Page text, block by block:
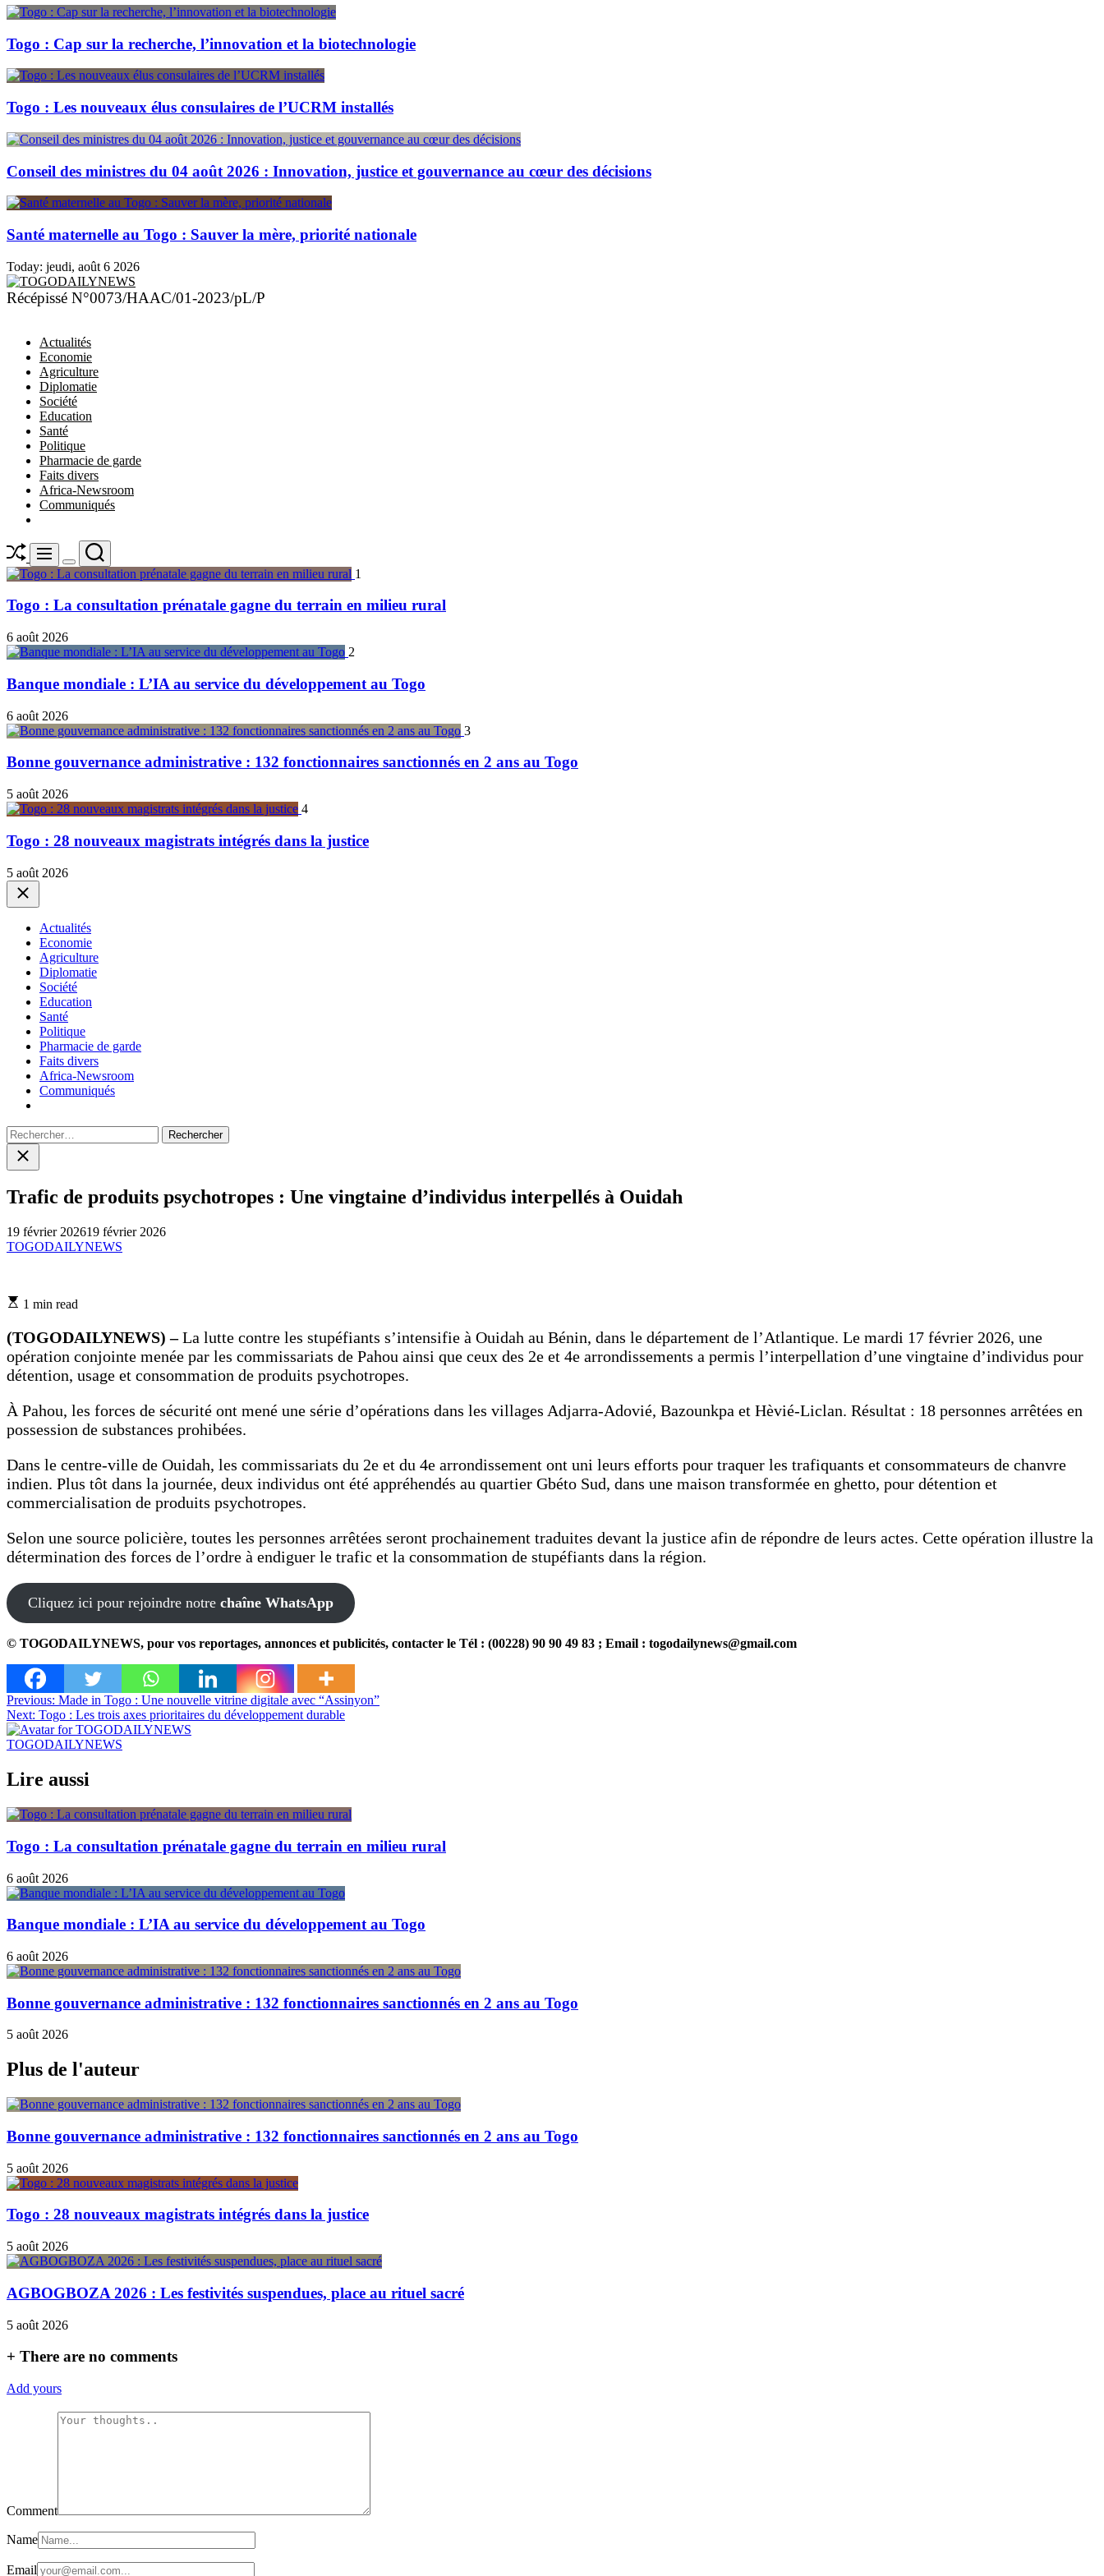
Togo : Cap sur la recherche, l’innovation et la biotechnologie
Togo : Les nouveaux élus consulaires de l’UCRM installés
Conseil des ministres du 04 août 2026 : Innovation, justice et gouvernance au cœur des décisions
Santé maternelle au Togo : Sauver la mère, priorité nationale
Today: jeudi, août 6 2026
TOGODAILYNEWS
Récépissé N°0073/HAAC/01-2023/pL/P
Actualités
Economie
Agriculture
Diplomatie
Société
Education
Santé
Politique
Pharmacie de garde
Faits divers
Africa-Newsroom
Communiqués
ShuffleMenu
Switch
color
Search
1
Togo : La consultation prénatale gagne du terrain en milieu rural
6 août 2026
2
Banque mondiale : L’IA au service du développement au Togo
6 août 2026
3
Bonne gouvernance administrative : 132 fonctionnaires sanctionnés en 2 ans au Togo
5 août 2026
4
Togo : 28 nouveaux magistrats intégrés dans la justice
5 août 2026
Close
Actualités
Economie
Agriculture
Diplomatie
Société
Education
Santé
Politique
Pharmacie de garde
Faits divers
Africa-Newsroom
Communiqués
Rechercher :
Close
search
Trafic de produits psychotropes : Une vingtaine d’individus interpellés à Ouidah
19 février 202619 février 2026
TOGODAILYNEWS
Estimated
time
1 min read
(TOGODAILYNEWS) –La lutte contre les stupéfiants s’intensifie à Ouidah au Bénin, dans le département de l’Atlantique. Le mardi 17 février 2026, une
opération conjointe menée par les commissariats de Pahou ainsi que ceux des 2e et 4e arrondissements a permis l’interpellation d’une vingtaine d’individus pour
détention, usage et consommation de produits psychotropes.
À Pahou, les forces de sécurité ont mené une série d’opérations dans les villages Adjarra-Adovié, Bazounkpa et Hèvié-Liclan. Résultat : 18 personnes arrêtées en
possession de substances prohibées.
Dans le centre-ville de Ouidah, les commissariats du 2e et du 4e arrondissement ont uni leurs efforts pour traquer les trafiquants et consommateurs de chanvre
indien. Plus tôt dans la journée, deux individus ont été appréhendés au quartier Gbéto Sud, dans une maison transformée en ghetto, pour détention et
commercialisation de produits psychotropes.
Selon une source policière, toutes les personnes arrêtées seront prochainement traduites devant la justice afin de répondre de leurs actes. Cette opération illustre la
détermination des forces de l’ordre à endiguer le trafic et la consommation de stupéfiants dans la région.
Cliquez ici pour rejoindre notre chaîne WhatsApp
© TOGODAILYNEWS, pour vos reportages, annonces et publicités, contacter le Tél : (00228) 90 90 49 83 ; Email : togodailynews@gmail.com
Navigation
de
l’article
Previous: Made in Togo : Une nouvelle vitrine digitale avec “Assinyon”
Next: Togo : Les trois axes prioritaires du développement durable
TOGODAILYNEWS
Lire aussi
Togo : La consultation prénatale gagne du terrain en milieu rural
6 août 2026
Banque mondiale : L’IA au service du développement au Togo
6 août 2026
Bonne gouvernance administrative : 132 fonctionnaires sanctionnés en 2 ans au Togo
5 août 2026
Plus de l'auteur
Bonne gouvernance administrative : 132 fonctionnaires sanctionnés en 2 ans au Togo
5 août 2026
Togo : 28 nouveaux magistrats intégrés dans la justice
5 août 2026
AGBOGBOZA 2026 : Les festivités suspendues, place au rituel sacré
5 août 2026
+ There are no comments
Add yours
Comment
Name
Email